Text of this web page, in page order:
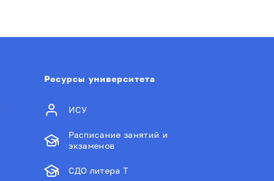
Ресурсы университета
ИСУ
Расписание занятий и
экзаменов
СДО литера Т